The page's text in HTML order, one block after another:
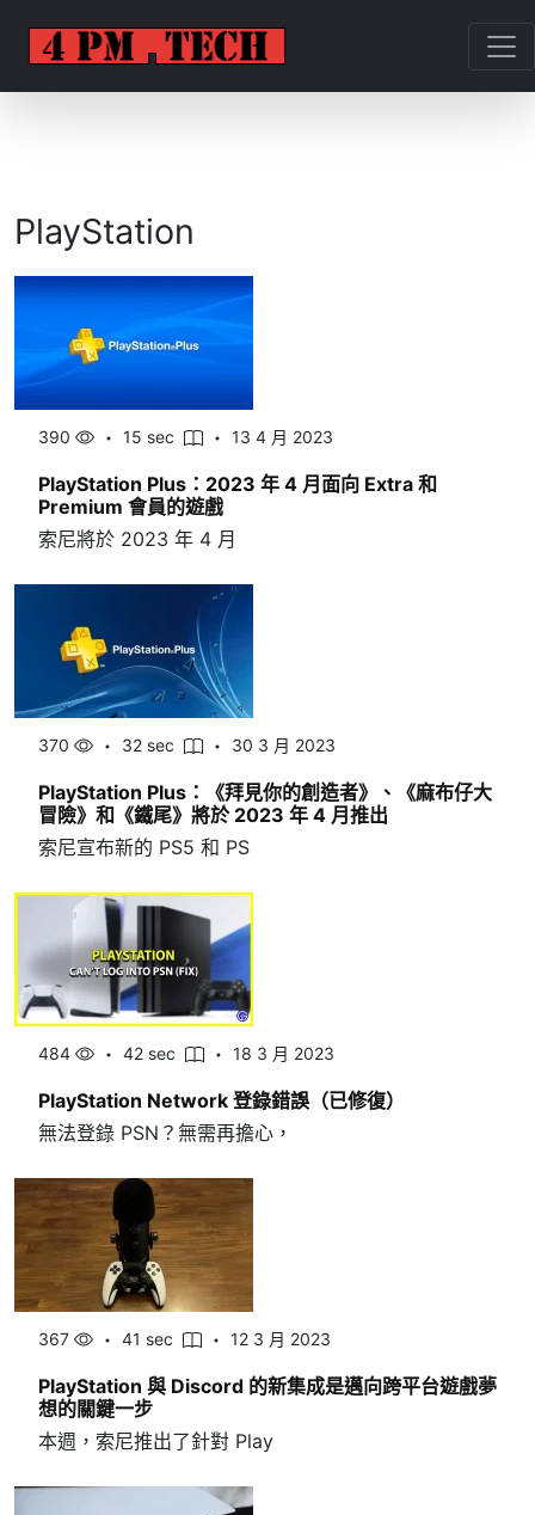
PlayStation
390 15 sec 13 4 月 2023
PlayStation Plus：2023 年 4 月面向 Extra 和
Premium 會員的遊戲
索尼將於 2023 年 4 月
370 32 sec 30 3 月 2023
PlayStation Plus：《拜見你的創造者》、《麻布仔大
冒險》和《鐵尾》將於 2023 年 4 月推出
索尼宣布新的 PS5 和 PS
484 42 sec 18 3 月 2023
PlayStation Network 登錄錯誤（已修復）
無法登錄 PSN？無需再擔心，
367 41 sec 12 3 月 2023
PlayStation 與 Discord 的新集成是邁向跨平台遊戲夢
想的關鍵一步
本週，索尼推出了針對 Play